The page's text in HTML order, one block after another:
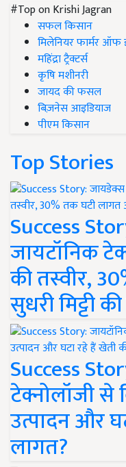
#Top on Krishi Jagran
सफल किसान
मिलेनियर फार्मर ऑफ
महिंद्रा ट्रैक्टर्स
कृषि मशीनरी
जायद की फसल
बिज़नेस आइडियाज
पीएम किसान
Top Stories
Success
जायटॉनिक
की तस्वीर,
सुधरी मिट्टी
Success
टेक्नोलॉजी
उत्पादन और
लागत?